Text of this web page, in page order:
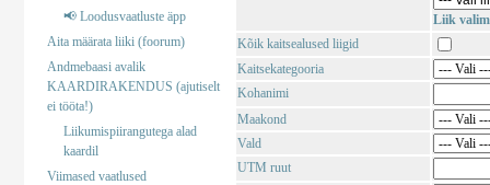
📢 Loodusvaatluste äpp
Aita määrata liiki (foorum)
Andmebaasi avalik
KAARDIRAKENDUS (ajutiselt
ei tööta!)
Liikumispiirangutega alad
kaardil
Viimased vaatlused
Liik
Kõik kaitsealused liigid
Kaitsekategooria
Kohanimi
Maakond
Vald
UTM ruut